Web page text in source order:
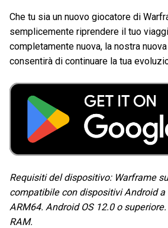
Che tu sia un nuovo giocatore di
semplicemente riprendere il tuo
completamente nuova, la nostra
consentirà di continuare la tua
Requisiti del dispositivo: Warframe
compatibile con dispositivi Android a
ARM64. Android OS 12.0 o
RAM.